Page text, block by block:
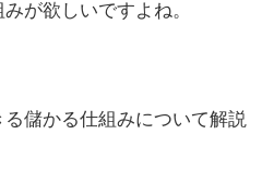
が欲しいですよね。
儲かる仕組みについて解説